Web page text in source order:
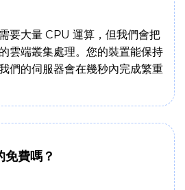
要大量 CPU 運算，但我們會把
雲端叢集處理。您的裝置能保持
們的伺服器會在幾秒內完成繁重
免費嗎？